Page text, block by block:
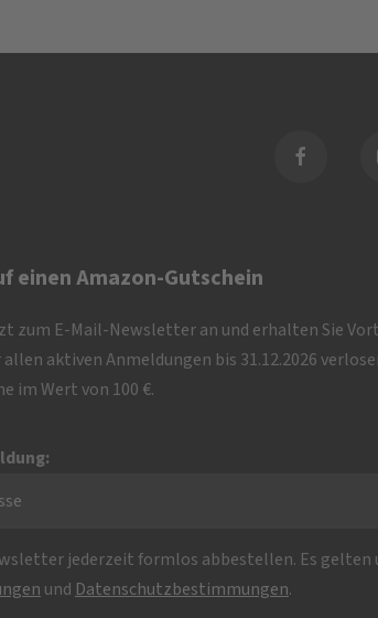
einen Amazon-Gutschein
zum E-Mail-Newsletter an und erhalten Sie
aktiven Anmeldungen bis 31.12.2026
im Wert von 100 €.
jederzeit formlos abbestellen. Es gelten
und Datenschutzbestimmungen.